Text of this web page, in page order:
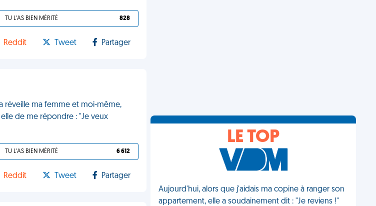
TU L'AS BIEN MÉRITÉ 828
Reddit Tweet Partager
réveille ma femme et moi-même,
de me répondre : "Je veux
TU L'AS BIEN MÉRITÉ 6 612
Reddit Tweet Partager
LE TOP
Aujourd'hui, alors que j'aidais ma copine à ranger son
appartement, elle a soudainement dit : "Je reviens !"